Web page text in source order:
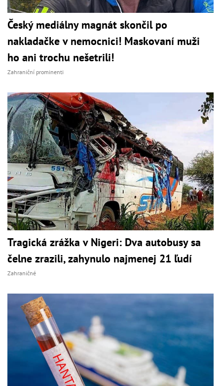
Český mediálny magnát skončil po
nakladačke v nemocnici! Maskovaní muži
ho ani trochu nešetrili!
Zahraniční prominenti
Tragická zrážka v Nigeri: Dva autobusy sa
čelne zrazili, zahynulo najmenej 21 ľudí
Zahraničné